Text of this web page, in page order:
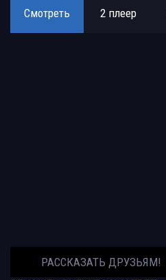
Смотреть 2 плеер
РАССКАЗАТЬ ДРУЗЬЯМ!